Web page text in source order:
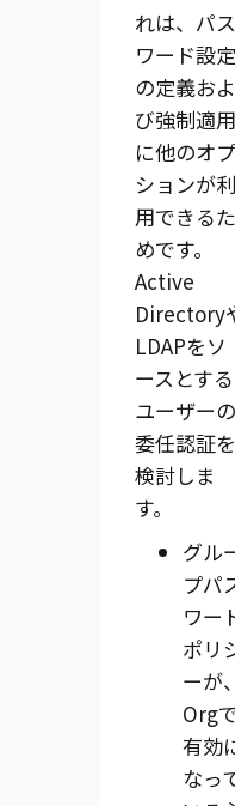
れは、パス
ワード設定
の定義およ
び強制適用
に他のオプ
ションが利
用できるた
めです。
Active
Directory
LDAPをソ
ースとする
ユーザーの
委任認証を
検討しま
す。
グル
プパ
ワー
ポリ
ーが
Org
有効
なっ